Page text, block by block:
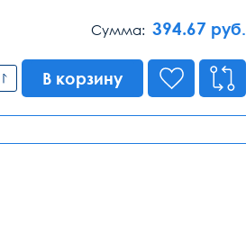
Сумма: 394.67 руб.
В корзину